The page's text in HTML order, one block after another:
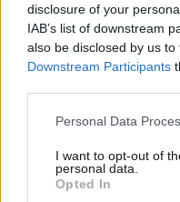
disclosure of your
IAB’s list of downstream
also be disclosed by us
Downstream Participants
Please note that this
not limited to your visit or
grant or deny consent to
use your data for below
Personal Data
I want to opt-out of
personal data.
Opted In
Xαρακτήρες: 0/1000